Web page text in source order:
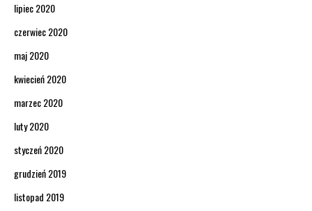
lipiec 2020
czerwiec 2020
maj 2020
kwiecień 2020
marzec 2020
luty 2020
styczeń 2020
grudzień 2019
listopad 2019